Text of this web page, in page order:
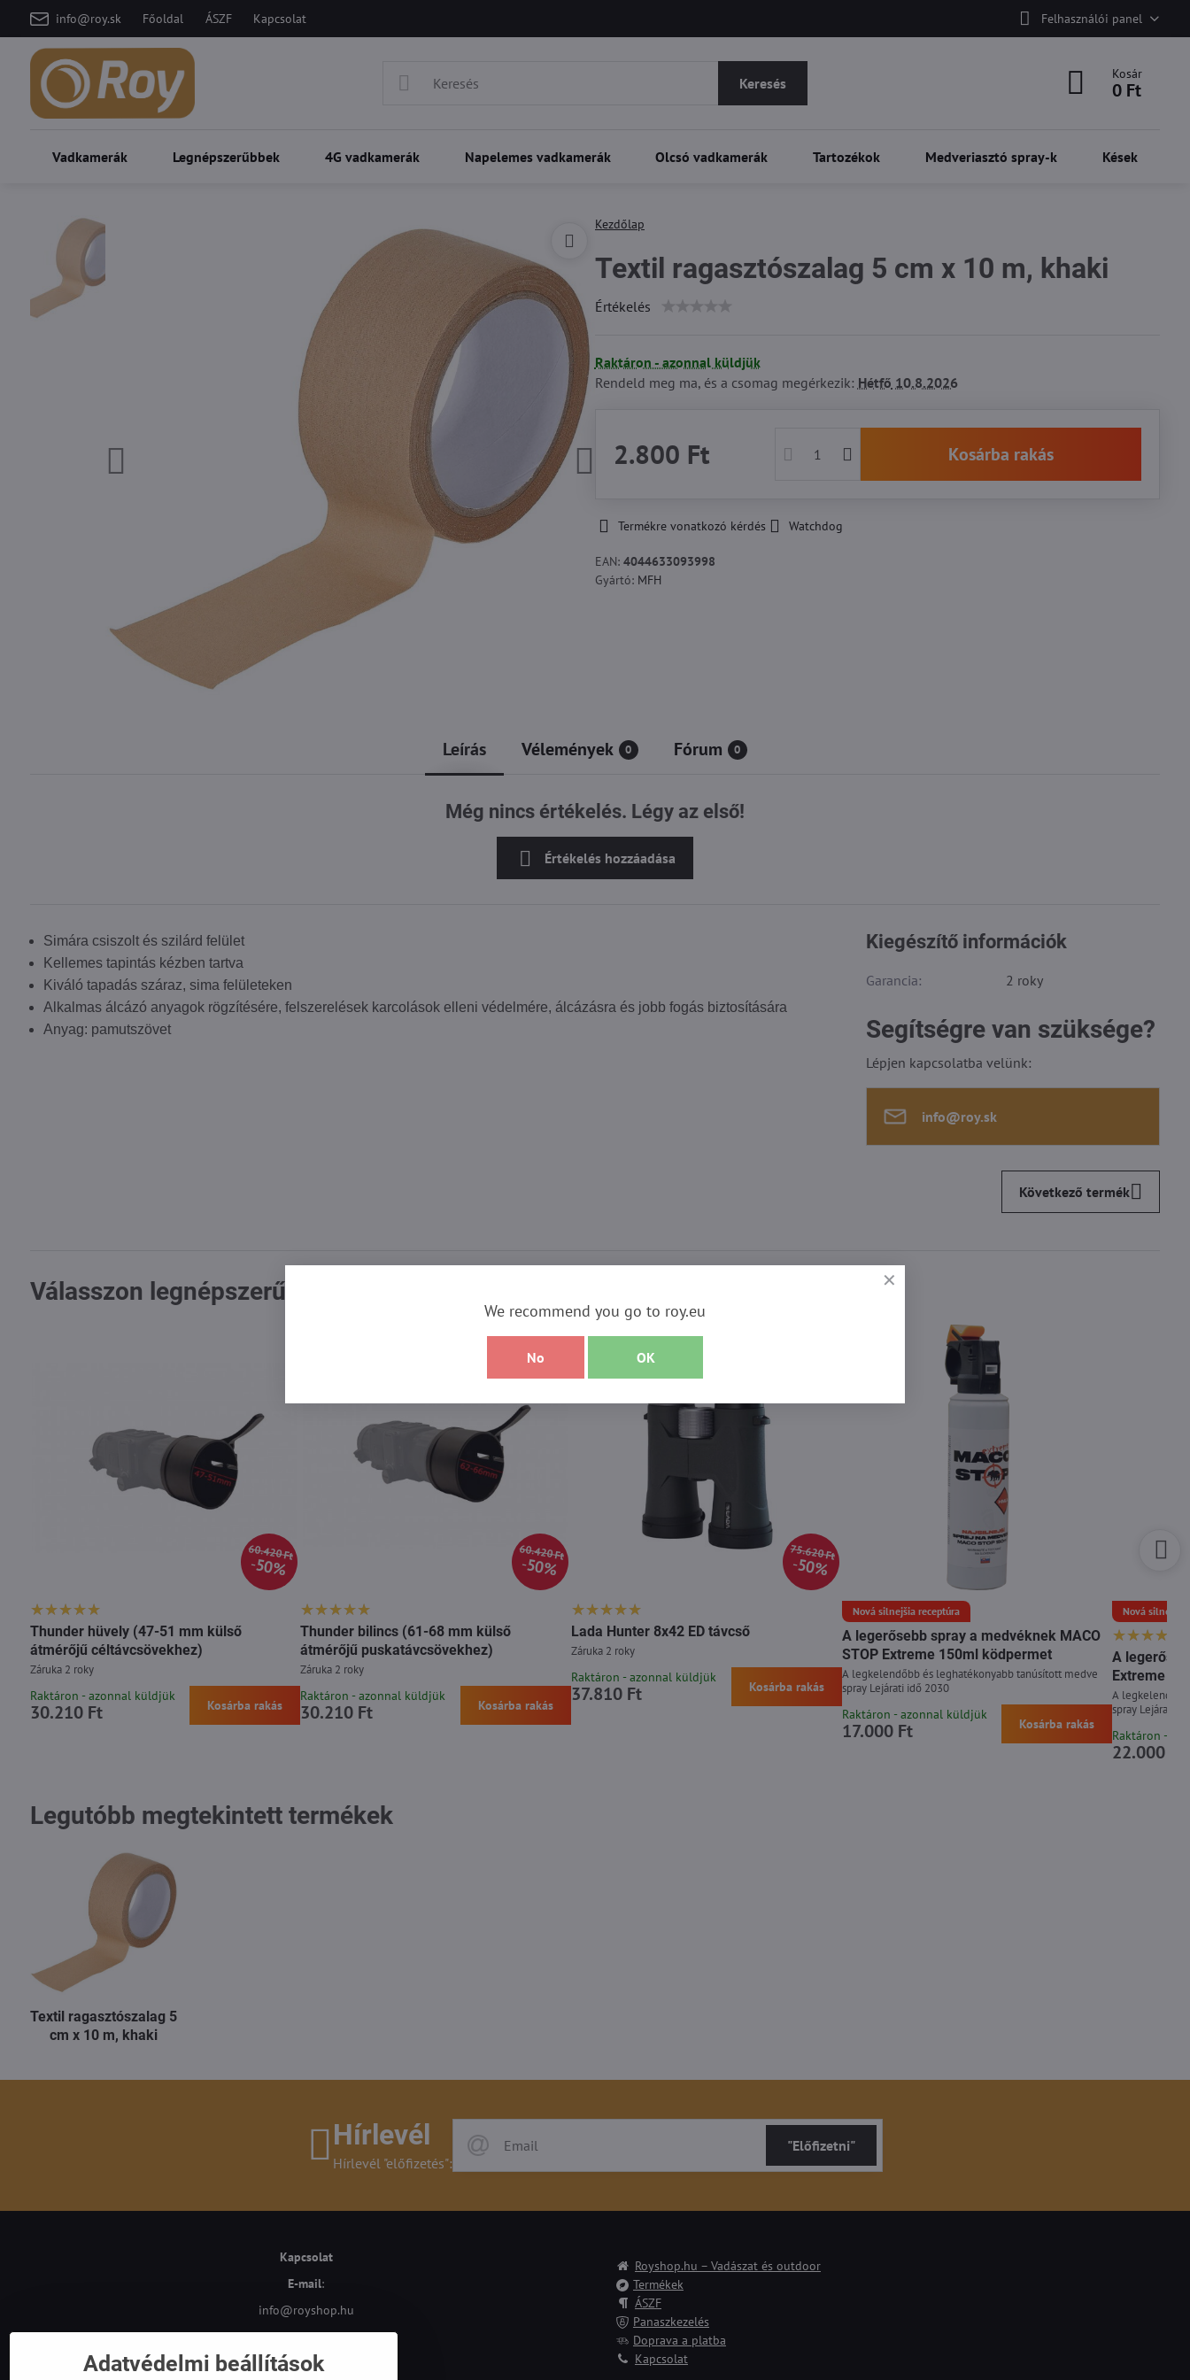
info@roy.sk Főoldal ÁSZF Kapcsolat Felhasználói panel
Keresés
Kosár
0 Ft
Vadkamerák Legnépszerűbbek 4G vadkamerák Napelemes vadkamerák Olcsó vadkamerák Tartozékok Medveriasztó spray-k Kések
Kezdőlap
Textil ragasztószalag 5 cm x 10 m, khaki
Értékelés
Raktáron - azonnal küldjük
Rendeld meg ma, és a csomag megérkezik: Hétfő 10.8.2026
2.800 Ft Kosárba rakás
Termékre vonatkozó kérdés Watchdog
EAN: 4044633093998
Gyártó: MFH
Leírás Vélemények 0 Fórum 0
Még nincs értékelés. Légy az első!
Értékelés hozzáadása
Simára csiszolt és szilárd felület
Kellemes tapintás kézben tartva
Kiváló tapadás száraz, sima felületeken
Alkalmas álcázó anyagok rögzítésére, felszerelések karcolások elleni védelmére, álcázásra és jobb fogás biztosítására
Anyag: pamutszövet
Kiegészítő információk
Garancia: 2 roky
Segítségre van szüksége?
Lépjen kapcsolatba velünk:
info​@roy​.sk
Következő termék
Válasszon legnépszerűbb termékeink közül!
60.420 Ft
50%
Thunder hüvely (47-51 mm külső
átmérőjű céltávcsövekhez)
Záruka 2 roky
Raktáron - azonnal küldjük
30.210 Ft Kosárba rakás
60.420 Ft
50%
Thunder bilincs (61-68 mm külső
átmérőjű puskatávcsövekhez)
Záruka 2 roky
Raktáron - azonnal küldjük
30.210 Ft Kosárba rakás
75.620 Ft
50%
Lada Hunter 8x42 ED távcső
Záruka 2 roky
Raktáron - azonnal küldjük
37.810 Ft Kosárba rakás
Nová silnejšia receptúra
A legerősebb spray a medvéknek MACO
STOP Extreme 150ml ködpermet
A legkelendőbb és leghatékonyabb tanúsított medve
spray Lejárati idő 2030
Raktáron - azonnal küldjük
17.000 Ft Kosárba rakás
Nová silnejšia
A
Extreme
A
spray Lejárati
Raktáron -
22.000 Ft
Legutóbb megtekintett termékek
Textil ragasztószalag 5
cm x 10 m, khaki
Hírlevél
Hírlevél "előfizetés":
"Előfizetni"
Kapcsolat
E-mail:
info@royshop.hu
Royshop.hu – Vadászat és outdoor
Termékek
ÁSZF
Panaszkezelés
Doprava a platba
Kapcsolat
Adatvédelmi beállítások
We recommend you go to roy.eu
No OK